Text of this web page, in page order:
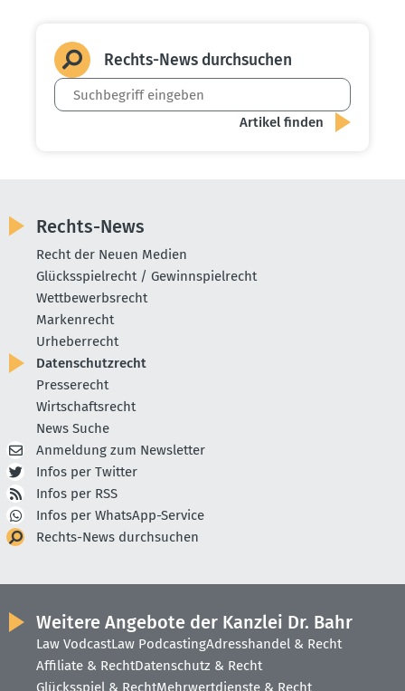
Rechts-News durch­suchen
Rechts-News
Recht der Neuen Medien
Glücksspielrecht / Gewinnspielrecht
Wettbewerbsrecht
Markenrecht
Urheberrecht
Datenschutzrecht
Presserecht
Wirtschaftsrecht
News Suche
Anmeldung zum Newsletter
Infos per Twitter
Infos per RSS
Infos per WhatsApp-Service
Rechts-News durchsuchen
Weitere Angebote der Kanzlei Dr. Bahr
Law VodcastLaw PodcastingAdresshandel & Recht
Affiliate & RechtDatenschutz & Recht
Glücksspiel & RechtMehrwertdienste & Recht